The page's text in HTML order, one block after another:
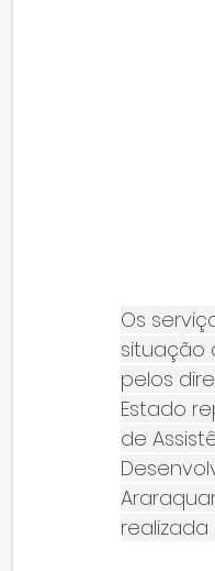
Os
situação
pelos
Estado
de
realizada